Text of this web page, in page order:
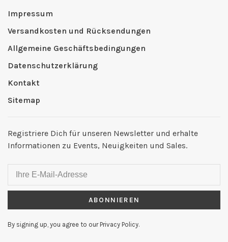
Impressum
Versandkosten und Rücksendungen
Allgemeine Geschäftsbedingungen
Datenschutzerklärung
Kontakt
Sitemap
Registriere Dich für unseren Newsletter und erhalte
Informationen zu Events, Neuigkeiten und Sales.
ABONNIEREN
By signing up, you agree to our Privacy Policy.